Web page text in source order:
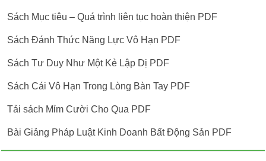
Sách Mục tiêu – Quá trình liên tục hoàn thiện PDF
Sách Đánh Thức Năng Lực Vô Hạn PDF
Sách Tư Duy Như Một Kẻ Lập Dị PDF
Sách Cái Vô Hạn Trong Lòng Bàn Tay PDF
Tải sách Mỉm Cười Cho Qua PDF
Bài Giảng Pháp Luật Kinh Doanh Bất Động Sản PDF